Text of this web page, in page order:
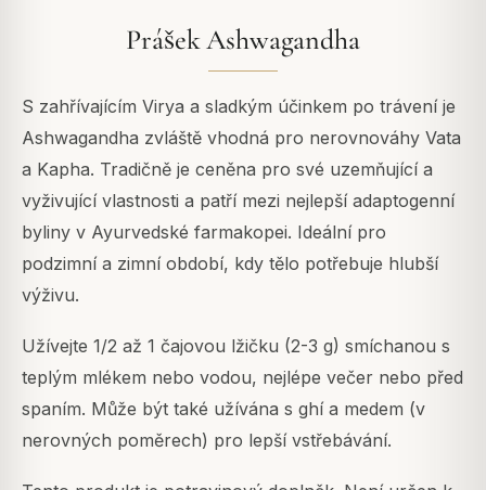
Prášek Ashwagandha
S zahřívajícím Virya a sladkým účinkem po trávení je
Ashwagandha zvláště vhodná pro nerovnováhy Vata
a Kapha. Tradičně je ceněna pro své uzemňující a
vyživující vlastnosti a patří mezi nejlepší adaptogenní
byliny v Ayurvedské farmakopei. Ideální pro
podzimní a zimní období, kdy tělo potřebuje hlubší
výživu.
Užívejte 1/2 až 1 čajovou lžičku (2-3 g) smíchanou s
teplým mlékem nebo vodou, nejlépe večer nebo před
spaním. Může být také užívána s ghí a medem (v
nerovných poměrech) pro lepší vstřebávání.